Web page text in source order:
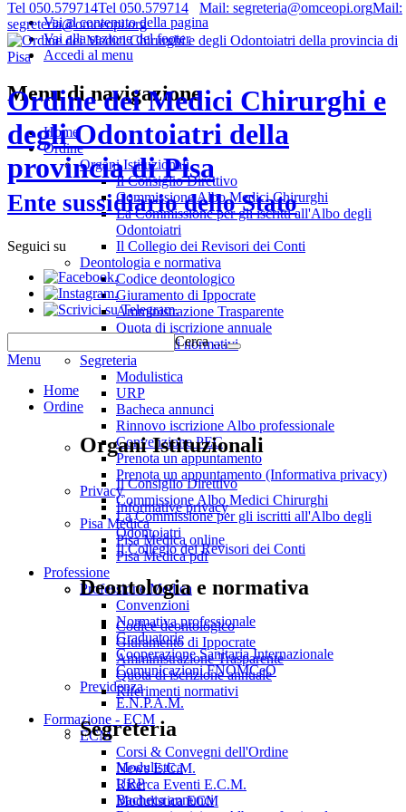
Vai al contenuto della pagina
Vai alla sezione del footer
Accedi al menu
Tel 050.579714Tel 050.579714 Mail: segreteria@omceopi.orgMail:
segreteria@omceopi.org
Ordine dei Medici Chirurghi e
degli Odontoiatri della
provincia di Pisa
Ente sussidiario dello Stato
Seguici su
.
.
.
Cerca …
Menu
Home
Ordine
Organi Istituzionali
Il Consiglio Direttivo
Commissione Albo Medici Chirurghi
La Commissione per gli iscritti all'Albo degli
Odontoiatri
Il Collegio dei Revisori dei Conti
Deontologia e normativa
Codice deontologico
Giuramento di Ippocrate
Amministrazione Trasparente
Quota di iscrizione annuale
Riferimenti normativi
Segreteria
Modulistica
URP
Bacheca annunci
Menu di navigazione
Home
Ordine
Organi Istituzionali
Il Consiglio Direttivo
Commissione Albo Medici Chirurghi
La Commissione per gli iscritti all'Albo degli
Odontoiatri
Il Collegio dei Revisori dei Conti
Deontologia e normativa
Codice deontologico
Giuramento di Ippocrate
Amministrazione Trasparente
Quota di iscrizione annuale
Riferimenti normativi
Segreteria
Modulistica
URP
Bacheca annunci
Rinnovo iscrizione Albo professionale
Convenzione PEC
Prenota un appuntamento
Prenota un appuntamento (Informativa privacy)
Privacy
Informative privacy
Pisa Medica
Pisa Medica online
Pisa Medica pdf
Professione
Professione Medica
Convenzioni
Normativa professionale
Graduatorie
Cooperazione Sanitaria Internazionale
Comunicazioni FNOMCeO
Previdenza
E.N.P.A.M.
Formazione - ECM
ECM
Corsi & Convegni dell'Ordine
News E.C.M.
Ricerca Eventi E.C.M.
Modulistica ECM